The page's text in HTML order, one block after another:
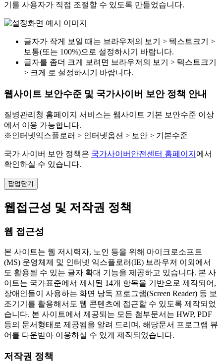
기를 사용자가 직접 조절할 수 있도록 만들었습니다.
글자가 작게 보일 때는 브라우저의 보기 > 텍스트크기 >
보통(또는 100%)으로 설정하시기 바랍니다.
글자를 좀더 크게 보려면 브라우저의 보기 > 텍스트크기
> 크게 로 설정하시기 바랍니다.
웹사이트 보안수준 및 국가사이버 보안 정책 안내
질병관리청 홈페이지 서비스는 웹사이트 기본 보안수준 이상
에서 이용 가능합니다.
※인터넷익스플로러 > 인터넷옵션 > 보안 > 기본수준
국가 사이버 보안 정책은 국가사이버안전센터 홈페이지 에서
확인하실 수 있습니다.
팝업닫기
웹접근성 및 저작권 정책
웹 접근성
본 사이트는 웹 저시력자, 노인 등을 위해 마이크로소프트
(MS) 운영체제 및 인터넷 익스플로러(IE) 브라우저 이외에서
도 활용될 수 있는 글자 확대 기능을 제공하고 있습니다. 본 사
이트는 국가표준에서 제시된 14개 항목을 기반으로 제작되어,
장애인들이 사용하는 화면 낭독 프로그램(Screen Reader) 등 보
조기기를 활용해서도 웹 콘텐츠에 접근할 수 있도록 제작되었
습니다. 본 사이트에서 제공되는 모든 첨부문서는 HWP, PDF
등의 문서형태로 제공됨을 알려 드리며, 해당문서 프로그램 뷰
어를 다운받아 이용하실 수 있게 제작되었습니다.
저작권 정책